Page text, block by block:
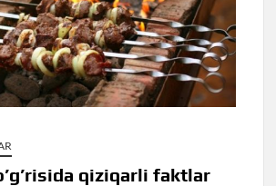
qiziqarli faktlar